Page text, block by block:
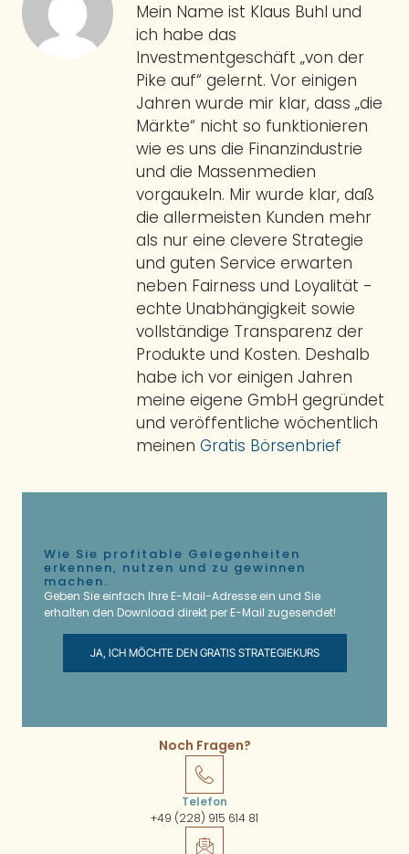
Mein Name ist Klaus Buhl und
ich habe das
Investmentgeschäft „von der
Pike auf“ gelernt. Vor einigen
Jahren wurde mir klar, dass „die
Märkte“ nicht so funktionieren
wie es uns die Finanzindustrie
und die Massenmedien
vorgaukeln. Mir wurde klar, daß
die allermeisten Kunden mehr
als nur eine clevere Strategie
und guten Service erwarten
neben Fairness und Loyalität -
echte Unabhängigkeit sowie
vollständige Transparenz der
Produkte und Kosten. Deshalb
habe ich vor einigen Jahren
meine eigene GmbH gegründet
und veröffentliche wöchentlich
meinen Gratis Börsenbrief
Wie Sie profitable Gelegenheiten
erkennen, nutzen und zu gewinnen
machen.
Geben Sie einfach Ihre E-Mail-Adresse ein und Sie
erhalten den Download direkt per E-Mail zugesendet!
JA, ICH MÖCHTE DEN GRATIS STRATEGIEKURS
Noch Fragen?
Telefon
+49 (228) 915 614 81